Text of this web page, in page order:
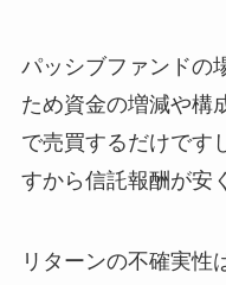
パッシブファンドの
ため資金の増減や構
で売買するだけです
すから信託報酬が安
リターンの不確実性